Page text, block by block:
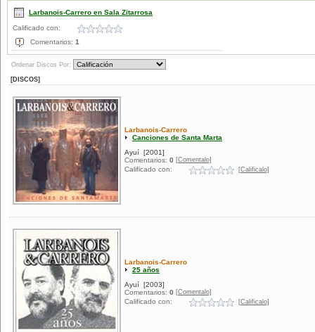
Larbanois-Carrero en Sala Zitarrosa
Calificado con:
Comentarios: 1
Ordenar Discos Por:
[DISCOS]
Larbanois-Carrero
Canciones de Santa Marta
Ayuí [2001]
Comentarios: 0 [Comentalo]
Calificado con: [Calificalo]
Larbanois-Carrero
25 años
Ayuí [2003]
Comentarios: 0 [Comentalo]
Calificado con: [Calificalo]